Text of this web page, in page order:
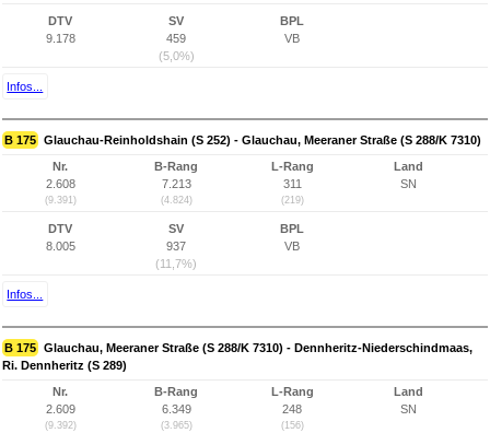
DTV
9.178
SV
459
(5,0%)
BPL
VB
Infos...
B 175 Glauchau-Reinholdshain (S 252) - Glauchau, Meeraner Straße (S 288/K 7310)
Nr.
2.608
(9.391)
B-Rang
7.213
(4.824)
L-Rang
311
(219)
Land
SN
DTV
8.005
SV
937
(11,7%)
BPL
VB
Infos...
B 175 Glauchau, Meeraner Straße (S 288/K 7310) - Dennheritz-Niederschindmaas,
Ri. Dennheritz (S 289)
Nr.
2.609
(9.392)
B-Rang
6.349
(3.965)
L-Rang
248
(156)
Land
SN